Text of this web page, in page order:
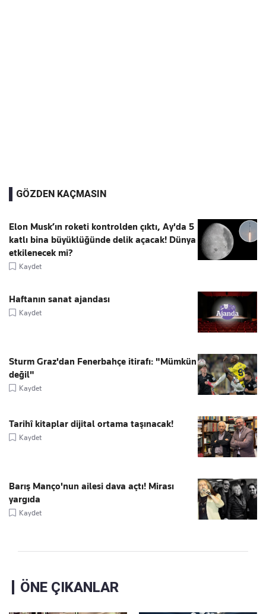
GÖZDEN KAÇMASIN
Elon Musk’ın roketi kontrolden çıktı, Ay'da 5
katlı bina büyüklüğünde delik açacak! Dünya
etkilenecek mi?
Kaydet
Haftanın sanat ajandası
Kaydet
Sturm Graz'dan Fenerbahçe itirafı: "Mümkün
değil"
Kaydet
Tarihî kitaplar dijital ortama taşınacak!
Kaydet
Barış Manço'nun ailesi dava açtı! Mirası
yargıda
Kaydet
ÖNE ÇIKANLAR